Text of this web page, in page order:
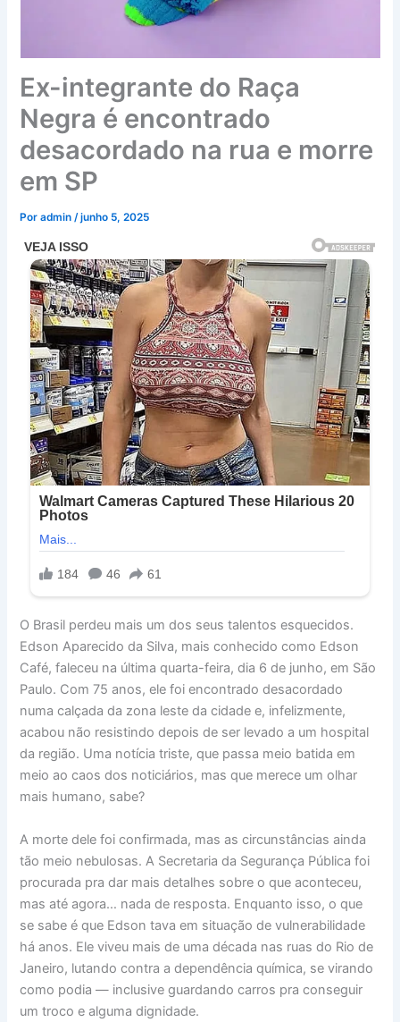
Ex-integrante do Raça
Negra é encontrado
desacordado na rua e morre
em SP
Poradmin/junho 5, 2025
O Brasil perdeu mais um dos seus talentos esquecidos.
Edson Aparecido da Silva, mais conhecido como Edson
Café, faleceu na última quarta-feira, dia 6 de junho, em São
Paulo. Com 75 anos, ele foi encontrado desacordado
numa calçada da zona leste da cidade e, infelizmente,
acabou não resistindo depois de ser levado a um hospital
da região. Uma notícia triste, que passa meio batida em
meio ao caos dos noticiários, mas que merece um olhar
mais humano, sabe?
A morte dele foi confirmada, mas as circunstâncias ainda
tão meio nebulosas. A Secretaria da Segurança Pública foi
procurada pra dar mais detalhes sobre o que aconteceu,
mas até agora… nada de resposta. Enquanto isso, o que
se sabe é que Edson tava em situação de vulnerabilidade
há anos. Ele viveu mais de uma década nas ruas do Rio de
Janeiro, lutando contra a dependência química, se virando
como podia — inclusive guardando carros pra conseguir
um troco e alguma dignidade.